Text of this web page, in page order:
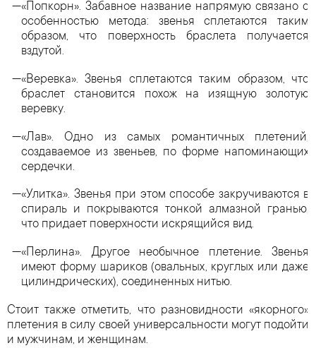
«Попкорн». Забавное название напрямую связано с
особенностью метода: звенья сплетаются таким
образом, что поверхность браслета получается
вздутой.
«Веревка». Звенья сплетаются таким образом, что
браслет становится похож на изящную золотую
веревку.
«Лав». Одно из самых романтичных плетений,
создаваемое из звеньев, по форме напоминающих
сердечки.
«Улитка». Звенья при этом способе закручиваются в
спираль и покрываются тонкой алмазной гранью,
что придает поверхности искрящийся вид.
«Перлина». Другое необычное плетение. Звенья
имеют форму шариков (овальных, круглых или даже
цилиндрических), соединенных нитью.
Стоит также отметить, что разновидности «якорного»
плетения в силу своей универсальности могут подойти
и мужчинам, и женщинам.